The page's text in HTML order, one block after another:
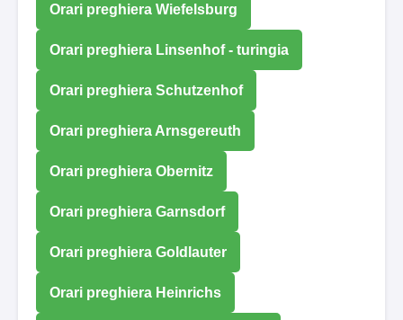
Orari preghiera Wiefelsburg
Orari preghiera Linsenhof - turingia
Orari preghiera Schutzenhof
Orari preghiera Arnsgereuth
Orari preghiera Obernitz
Orari preghiera Garnsdorf
Orari preghiera Goldlauter
Orari preghiera Heinrichs